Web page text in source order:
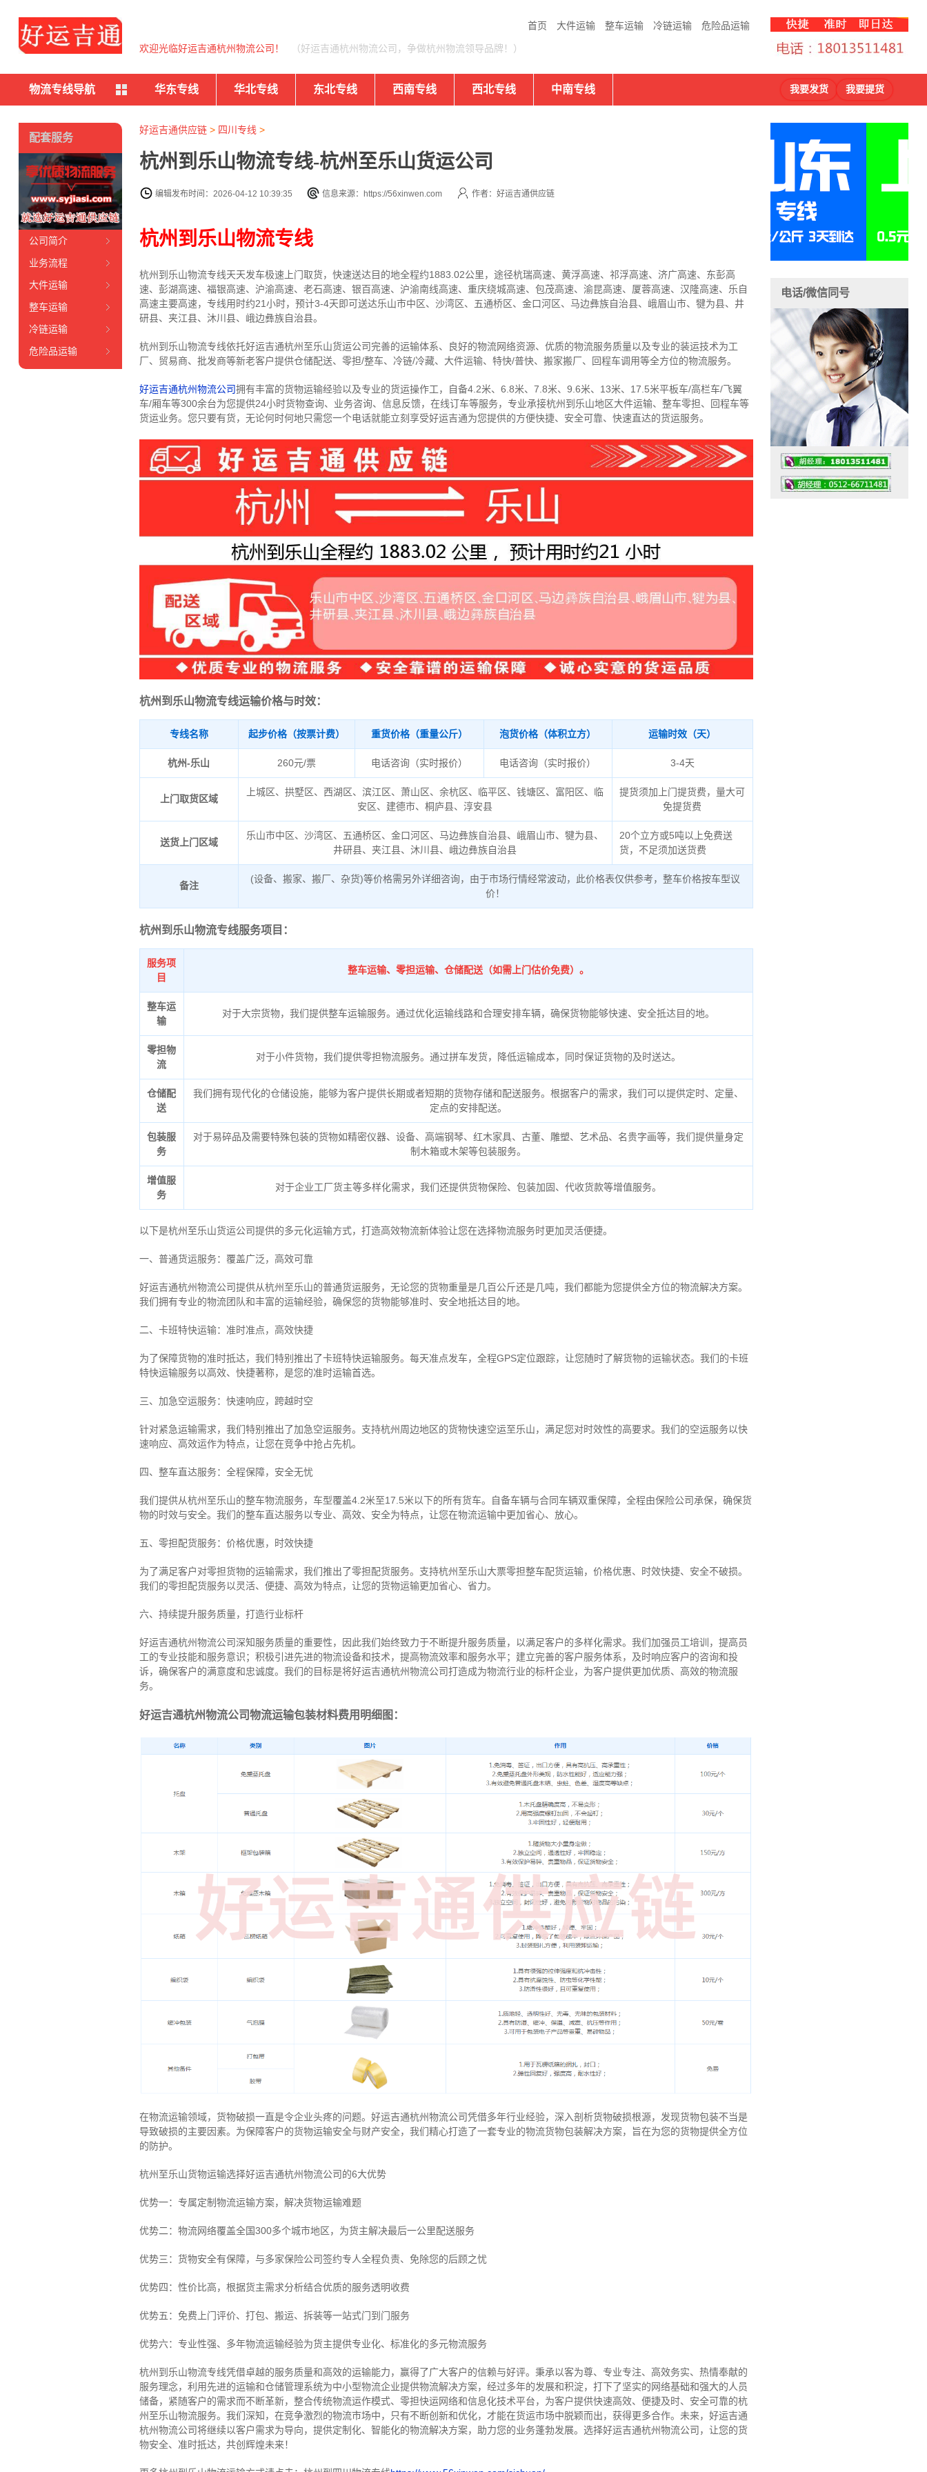
首页 大件运输 整车运输 冷链运输 危险品运输
欢迎光临好运吉通杭州物流公司！ （好运吉通杭州物流公司，争做杭州物流领导品牌！）
物流专线导航 华东专线 华北专线 东北专线 西南专线 西北专线 中南专线 我要发货 我要提货
好运吉通供应链> 四川专线 >
杭州到乐山物流专线-杭州至乐山货运公司
编辑发布时间：2026-04-12 10:39:35 信息来源：https://56xinwen.com 作者：好运吉通供应链
杭州到乐山物流专线
杭州到乐山物流专线天天发车极速上门取货，快速送达目的地全程约1883.02公里，途径杭瑞高速、黄浮高速、祁浮高速、济广高速、东彭高
速、彭湖高速、福银高速、沪渝高速、老石高速、银百高速、沪渝南线高速、重庆绕城高速、包茂高速、渝昆高速、厦蓉高速、汉隆高速、乐自
高速主要高速，专线用时约21小时，预计3-4天即可送达乐山市中区、沙湾区、五通桥区、金口河区、马边彝族自治县、峨眉山市、犍为县、井
研县、夹江县、沐川县、峨边彝族自治县。
杭州到乐山物流专线依托好运吉通杭州至乐山货运公司完善的运输体系、良好的物流网络资源、优质的物流服务质量以及专业的装运技术为工
厂、贸易商、批发商等新老客户提供仓储配送、零担/整车、冷链/冷藏、大件运输、特快/普快、搬家搬厂、回程车调用等全方位的物流服务。
好运吉通杭州物流公司拥有丰富的货物运输经验以及专业的货运操作工，自备4.2米、6.8米、7.8米、9.6米、13米、17.5米平板车/高栏车/飞翼
车/厢车等300余台为您提供24小时货物查询、业务咨询、信息反馈，在线订车等服务， 专业承接杭州到乐山地区大件运输、整车零担、回程车等
货运业务。 您只要有货，无论何时何地只需您一个电话就能立刻享受好运吉通为您提供的方便快捷、安全可靠、快速直达的货运服务。
杭州到乐山物流专线运输价格与时效：
专线名称 起步价格（按票计费） 重货价格（重量公斤） 泡货价格（体积立方） 运输时效（天）
杭州-乐山 260元/票 电话咨询（实时报价） 电话咨询（实时报价） 3-4天
上门取货区域
上城区、拱墅区、西湖区、滨江区、萧山区、余杭区、临平区、钱塘区、富阳区、临
安区、建德市、桐庐县、淳安县
提货须加上门提货费，量大可
免提货费
送货上门区域
乐山市中区、沙湾区、五通桥区、金口河区、马边彝族自治县、峨眉山市、犍为县、
井研县、夹江县、沐川县、峨边彝族自治县
20个立方或5吨以上免费送
货，不足须加送货费
备注
(设备、搬家、搬厂、杂货)等价格需另外详细咨询，由于市场行情经常波动，此价格表仅供参考，整车价格按车型议
价！
杭州到乐山物流专线服务项目：
服务项
目
整车运输、零担运输、仓储配送（如需上门估价免费）。
整车运
输
对于大宗货物，我们提供整车运输服务。通过优化运输线路和合理安排车辆，确保货物能够快速、安全抵达目的地。
零担物
流
对于小件货物，我们提供零担物流服务。通过拼车发货，降低运输成本，同时保证货物的及时送达。
仓储配
送
我们拥有现代化的仓储设施，能够为客户提供长期或者短期的货物存储和配送服务。根据客户的需求，我们可以提供定时、定量、
定点的安排配送。
包装服
务
对于易碎品及需要特殊包装的货物如精密仪器、设备、高端钢琴、红木家具、古董、雕塑、艺术品、名贵字画等，我们提供量身定
制木箱或木架等包装服务。
增值服
务
对于企业工厂货主等多样化需求，我们还提供货物保险、包装加固、代收货款等增值服务。
以下是杭州至乐山货运公司提供的多元化运输方式，打造高效物流新体验让您在选择物流服务时更加灵活便捷。
一、普通货运服务：覆盖广泛，高效可靠
好运吉通杭州物流公司提供从杭州至乐山的普通货运服务，无论您的货物重量是几百公斤还是几吨，我们都能为您提供全方位的物流解决方案。
我们拥有专业的物流团队和丰富的运输经验，确保您的货物能够准时、安全地抵达目的地。
二、卡班特快运输：准时准点，高效快捷
为了保障货物的准时抵达，我们特别推出了卡班特快运输服务。每天准点发车，全程GPS定位跟踪，让您随时了解货物的运输状态。我们的卡班
特快运输服务以高效、快捷著称，是您的准时运输首选。
三、加急空运服务：快速响应，跨越时空
针对紧急运输需求，我们特别推出了加急空运服务。支持杭州周边地区的货物快速空运至乐山，满足您对时效性的高要求。我们的空运服务以快
速响应、高效运作为特点，让您在竞争中抢占先机。
四、整车直达服务：全程保障，安全无忧
我们提供从杭州至乐山的整车物流服务，车型覆盖4.2米至17.5米以下的所有货车。自备车辆与合同车辆双重保障，全程由保险公司承保，确保货
物的时效与安全。我们的整车直达服务以专业、高效、安全为特点，让您在物流运输中更加省心、放心。
五、零担配货服务：价格优惠，时效快捷
为了满足客户对零担货物的运输需求，我们推出了零担配货服务。支持杭州至乐山大票零担整车配货运输，价格优惠、时效快捷、安全不破损。
我们的零担配货服务以灵活、便捷、高效为特点，让您的货物运输更加省心、省力。
六、持续提升服务质量，打造行业标杆
好运吉通杭州物流公司深知服务质量的重要性，因此我们始终致力于不断提升服务质量，以满足客户的多样化需求。我们加强员工培训，提高员
工的专业技能和服务意识；积极引进先进的物流设备和技术，提高物流效率和服务水平；建立完善的客户服务体系，及时响应客户的咨询和投
诉，确保客户的满意度和忠诚度。我们的目标是将好运吉通杭州物流公司打造成为物流行业的标杆企业，为客户提供更加优质、高效的物流服
务。
好运吉通杭州物流公司物流运输包装材料费用明细图：
在物流运输领域，货物破损一直是令企业头疼的问题。好运吉通杭州物流公司凭借多年行业经验，深入剖析货物破损根源，发现货物包装不当是
导致破损的主要因素。为保障客户的货物运输安全与财产安全，我们精心打造了一套专业的物流货物包装解决方案，旨在为您的货物提供全方位
的防护。
杭州至乐山货物运输选择好运吉通杭州物流公司的6大优势
优势一：专属定制物流运输方案，解决货物运输难题
优势二：物流网络覆盖全国300多个城市地区，为货主解决最后一公里配送服务
优势三：货物安全有保障，与多家保险公司签约专人全程负责、免除您的后顾之忧
优势四：性价比高，根据货主需求分析结合优质的服务透明收费
优势五：免费上门评价、打包、搬运、拆装等一站式门到门服务
优势六：专业性强、多年物流运输经验为货主提供专业化、标准化的多元物流服务
杭州到乐山物流专线凭借卓越的服务质量和高效的运输能力，赢得了广大客户的信赖与好评。 秉承以客为尊、专业专注、高效务实、热情奉献的
服务理念，利用先进的运输和仓储管理系统为中小型物流企业提供物流解决方案，经过多年的发展和积淀，打下了坚实的网络基础和强大的人员
储备，紧随客户的需求而不断革新，整合传统物流运作模式、零担快运网络和信息化技术平台，为客户提供快速高效、便捷及时、安全可靠的杭
州至乐山物流服务。 我们深知，在竞争激烈的物流市场中，只有不断创新和优化，才能在货运市场中脱颖而出，获得更多合作。 未来，好运吉通
杭州物流公司将继续以客户需求为导向，提供定制化、智能化的物流解决方案，助力您的业务蓬勃发展。选择好运吉通杭州物流公司，让您的货
物安全、准时抵达，共创辉煌未来！
配套服务
公司简介
业务流程
大件运输
整车运输
冷链运输
危险品运输
电话/微信同号